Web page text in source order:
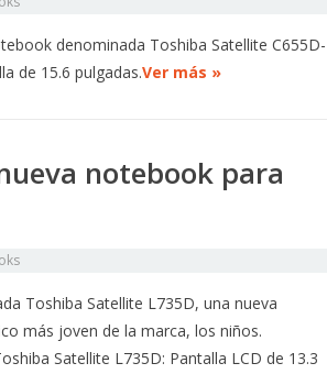
denominada Toshiba Satellite C655D-
de 15.6 pulgadas.Ver más »
notebook para
Toshiba Satellite L735D, una nueva
más joven de la marca, los niños.
Satellite L735D: Pantalla LCD de 13.3